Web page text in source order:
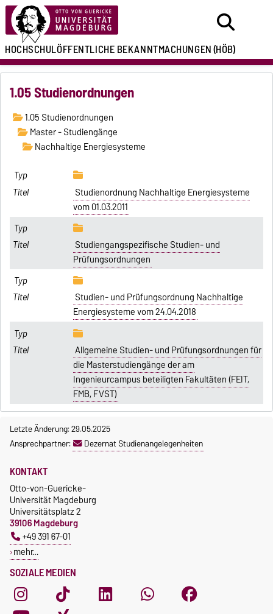
HOCHSCHULÖFFENTLICHEBEKANNTMACHUNGEN(HÖB)
1.05 Studienordnungen
1.05 Studienordnungen
Master - Studiengänge
Nachhaltige Energiesysteme
Studienordnung Nachhaltige Energiesysteme
vom 01.03.2011
Studiengangspezifische Studien- und
Prüfungsordnungen
Studien- und Prüfungsordnung Nachhaltige
Energiesysteme vom 24.04.2018
Allgemeine Studien- und Prüfungsordnungen für
die Masterstudiengänge der am
Ingenieurcampus beteiligten Fakultäten (FEIT,
FMB, FVST)
Letzte Änderung: 29.05.2025
Ansprechpartner:
Dezernat Studienangelegenheiten
SOZIALE MEDIEN
KONTAKT
Otto-von-Guericke-
Universität Magdeburg
Universitätsplatz 2
39106 Magdeburg
+49 391 67-01
mehr…